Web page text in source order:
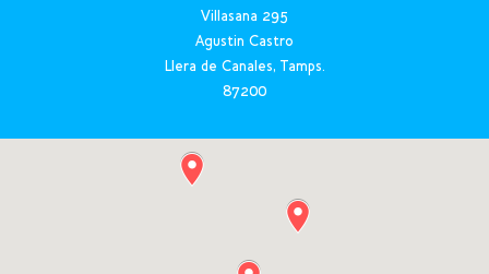
Villasana 295
Agustin Castro
Llera de Canales, Tamps.
87200